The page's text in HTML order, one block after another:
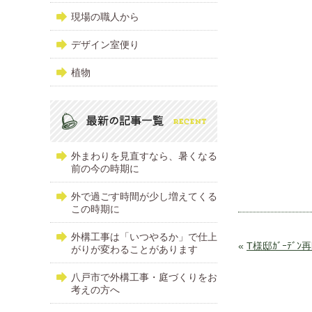
« T様邸ｶﾞｰﾃﾞﾝ
現場の職人から
デザイン室便り
植物
外まわりを見直すなら、暑くなる
前の今の時期に
外で過ごす時間が少し増えてくる
この時期に
外構工事は「いつやるか」で仕上
がりが変わることがあります
八戸市で外構工事・庭づくりをお
考えの方へ